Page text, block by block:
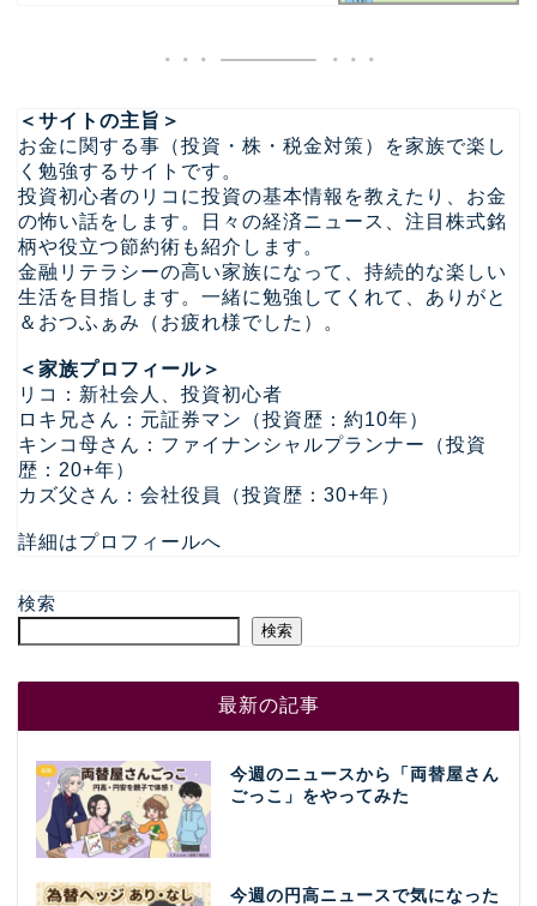
＜サイトの主旨＞
お金に関する事（投資・株・税金対策）を家族で楽し
く勉強するサイトです。
投資初心者のリコに投資の基本情報を教えたり、お金
の怖い話をします。日々の経済ニュース、注目株式銘
柄や役立つ節約術も紹介します。
金融リテラシーの高い家族になって、持続的な楽しい
生活を目指します。一緒に勉強してくれて、ありがと
＆おつふぁみ（お疲れ様でした）。
＜家族プロフィール＞
リコ：新社会人、投資初心者
ロキ兄さん：元証券マン（投資歴：約10年）
キンコ母さん：ファイナンシャルプランナー（投資
歴：20+年）
カズ父さん：会社役員（投資歴：30+年）
詳細はプロフィールへ
検索
検索
最新の記事
今週のニュースから「両替屋さん
ごっこ」をやってみた
今週の円高ニュースで気になった